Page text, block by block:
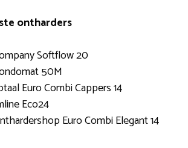
ontharders
Softflow 20
50M
Euro Combi Cappers 14
Eco24
Euro Combi Elegant 14